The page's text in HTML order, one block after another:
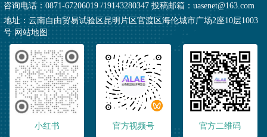
咨询电话：0871-67206019 /19143280347 投稿邮箱：uasenet@163.com
地址：云南自由贸易试验区昆明片区官渡区海伦城市广场2座10层1003
号网站地图
小红书 官方视频号 官方二维码